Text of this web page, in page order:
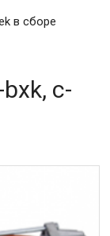
в сборе
c-